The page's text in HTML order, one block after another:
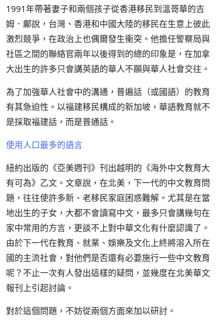
1991年帶著妻子和兩個孩子從香港移民到溫哥華的吉
姆．鄺說，台灣、香港和中國大陸的移民在生意上彼此
激烈競爭，在政治上也偶爾發生衝突。他擔任警察局與
社區之間的聯絡官兩年以後得到的總的印象是，在加拿
大出生的許多只會講英語的華人不願與華人社會交往。
為了加強華人社會中的溝通，普遍話（或國語）的教育
有其急迫性。以福建移民構成的新加坡，華語教育就不
是採取福建話，而是普通話。
使用人口最多的語言
紐約出版的《亞美週刊》刊出越明的《海外中文教育大
有可為》乙文。文章說，在北美，下一代的中文教育問
題，往往使許多新、老移民家庭困惑難解。尤其是在當
地出生的子女，大都不會讀寫中文，最多只會講幾句在
家中常用的方言，更談不上對中華文化有什麼認識了。
由於下一代在教育、就業、娛樂及文化上終將溶入所在
國的主流社會，對他們是否還有必要施行一些中文教育
呢？不止一次有人發出這樣的疑問，並幾度在北美華文
報刊上引起討論。
對於這個問題，不妨從兩個方面來加以研討。